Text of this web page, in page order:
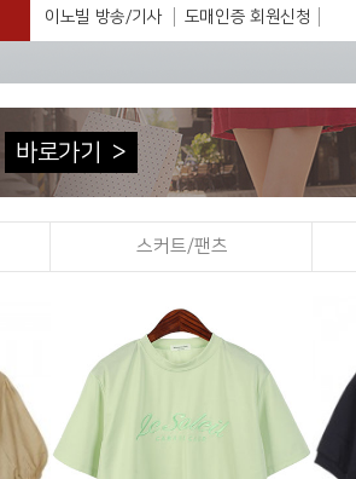
이노빌 방송/기사 도매인증 회원신청
바로가기 >
스커트/팬츠